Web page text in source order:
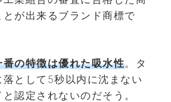
が出来るブランド商標で
の特徴は優れた吸水性。タ
として5秒以内に沈まない
認定されないのだそう。